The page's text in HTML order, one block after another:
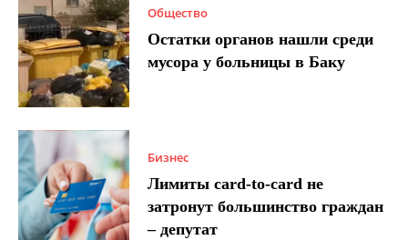
Общество
Остатки органов нашли среди
мусора у больницы в Баку
Бизнес
Лимиты card-to-card не
затронут большинство граждан
– депутат